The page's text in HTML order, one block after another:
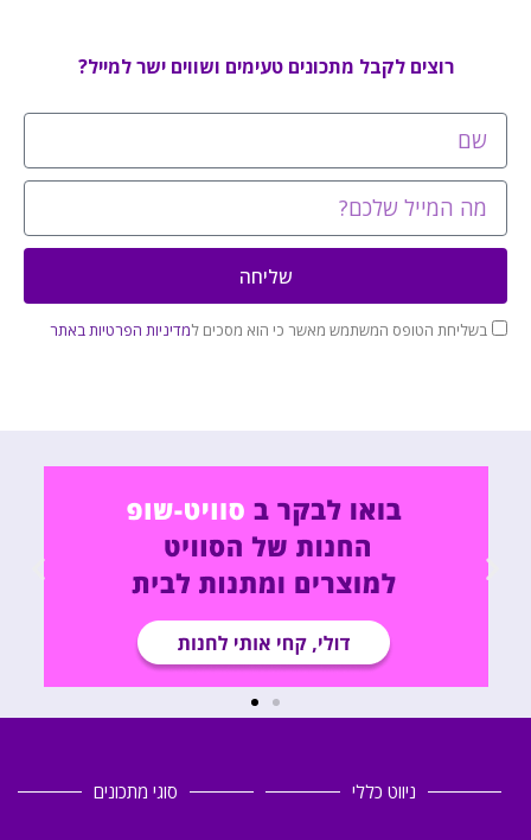
רוצים לקבל מתכונים טעימים ושווים ישר למייל?
בשליחת הטופס המשתמש מאשר כי הוא מסכים למדיניות הפרטיות באתר
שליחה
ניווט כללי סוגי מתכונים